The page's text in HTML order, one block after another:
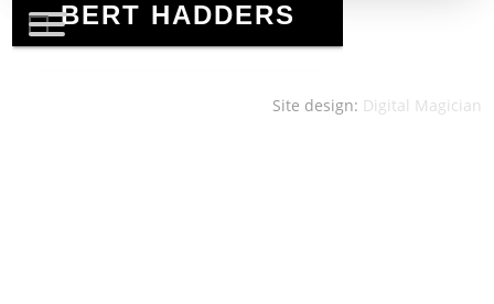
Site design: Digital Magician